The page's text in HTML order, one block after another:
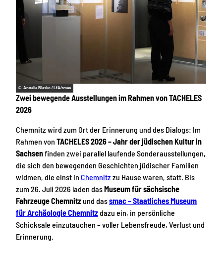
© Annelie Blasko / LfA/smac
Zwei bewegende Ausstellungen im Rahmen von TACHELES
2026
Chemnitz wird zum Ort der Erinnerung und des Dialogs: Im
Rahmen von TACHELES 2026 – Jahr der jüdischen Kultur in
Sachsenfinden zwei parallel laufende Sonderausstellungen,
die sich den bewegenden Geschichten jüdischer Familien
widmen, die einst in Chemnitz zu Hause waren, statt. Bis
zum 26. Juli 2026 laden dasMuseum für sächsische
Fahrzeuge Chemnitzund dassmac – Staatliches Museum
für Archäologie Chemnitzdazu ein, in persönliche
Schicksale einzutauchen – voller Lebensfreude, Verlust und
Erinnerung.